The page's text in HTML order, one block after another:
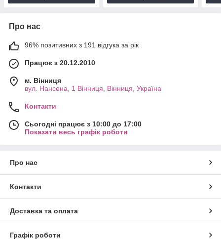
Про нас
96% позитивних з 191 відгука за рік
Працює з 20.12.2010
м. Вінниця
вул. Нансена, 1 Вінниця, Вінниця, Україна
Контакти
Сьогодні працює з 10:00 до 17:00
Показати весь графік роботи
Про нас
Контакти
Доставка та оплата
Графік роботи